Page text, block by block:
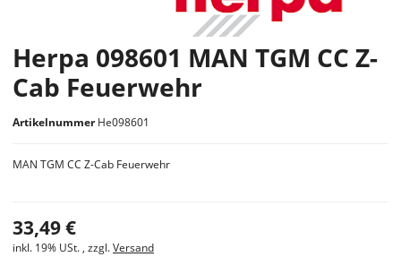
Herpa 098601 MAN TGM CC Z-
Cab Feuerwehr
Artikelnummer He098601
MAN TGM CC Z-Cab Feuerwehr
33,49 €
inkl. 19% USt. , zzgl.Versand